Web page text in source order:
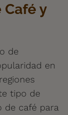
Café y
de
en
tipo de
de café para